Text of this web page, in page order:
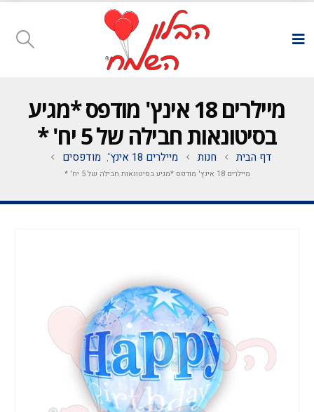
מיילרים 18 אינץ' מודפס *מגיע
בסיטונאות חבילה של 5 יח' *
דף הבית חנות מיילרים 18 אינץ' , מודפסים
מיילרים 18 אינץ' מודפס *מגיע בסיטונאות חבילה של 5 יח' *